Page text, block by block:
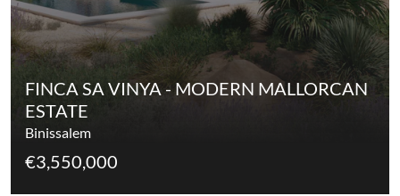
FINCA SA VINYA - MODERN MALLORCAN
ESTATE
Binissalem
€3,550,000